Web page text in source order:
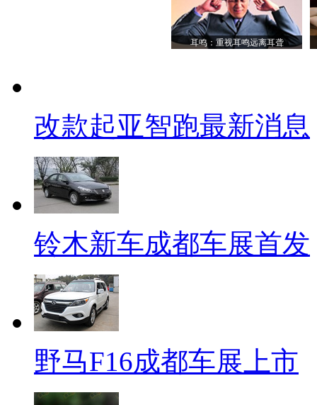
耳鸣：重视耳鸣远离耳聋
改款起亚智跑最新消息
铃木新车成都车展首发
野马F16成都车展上市